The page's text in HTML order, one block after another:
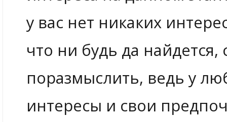
у вас нет никаких
что ни будь да
поразмыслить, ведь у
интересы и свои